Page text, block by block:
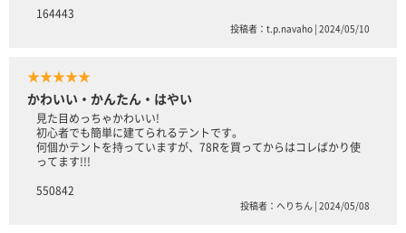
164443
投稿者：t.p.navaho | 2024/05/10
★★★★★
かわいい・かんたん・はやい
見た目めっちゃかわいい!
初心者でも簡単に建てられるテントです。
何個かテントを持っていますが、78Rを買ってからはコレばかり使
ってます!!!
550842
投稿者：へりちん | 2024/05/08